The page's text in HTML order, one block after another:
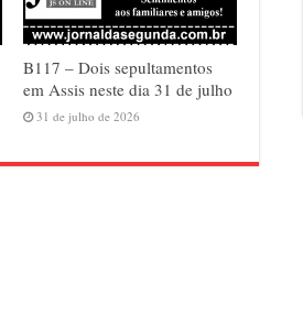
B117 – Dois sepultamentos
em Assis neste dia 31 de julho
31 de julho de 2026